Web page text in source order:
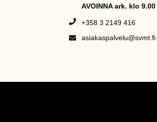
AVOINNA ark. klo
+358 3 2149 416
asiakaspalvelu@svmt.fi